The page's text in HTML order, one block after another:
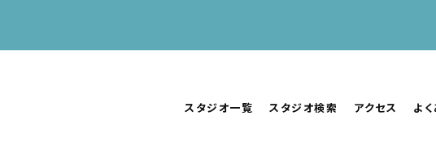
スタジオ一覧 スタジオ検索 アクセス よ